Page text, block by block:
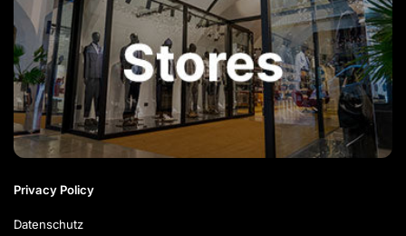
Privacy Policy
Datenschutz